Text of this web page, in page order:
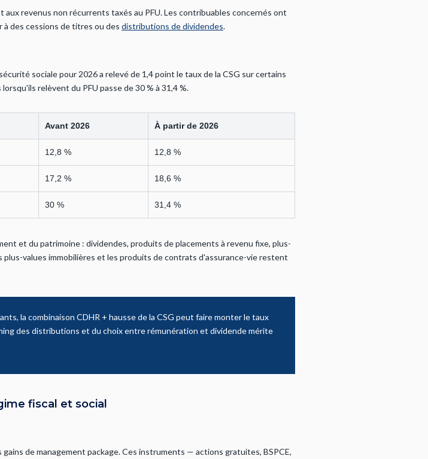
revenus non récurrents taxés au PFU. Les contribuables concernés ont
des cessions de titres ou des distributions de dividendes.
sociale pour 2026 a relevé de 1,4 point le taux de la CSG sur certains
relèvent du PFU passe de 30 % à 31,4 %.
Avant 2026 À partir de 2026
12,8 % 12,8 %
17,2 % 18,6 %
30 % 31,4 %
et du patrimoine : dividendes, produits de placements à revenu fixe, plus-
plus-values immobilières et les produits de contrats d'assurance-vie restent
la combinaison CDHR + hausse de la CSG peut faire monter le taux
des distributions et du choix entre rémunération et dividende mérite
fiscal et social
de management package. Ces instruments — actions gratuites, BSPCE,